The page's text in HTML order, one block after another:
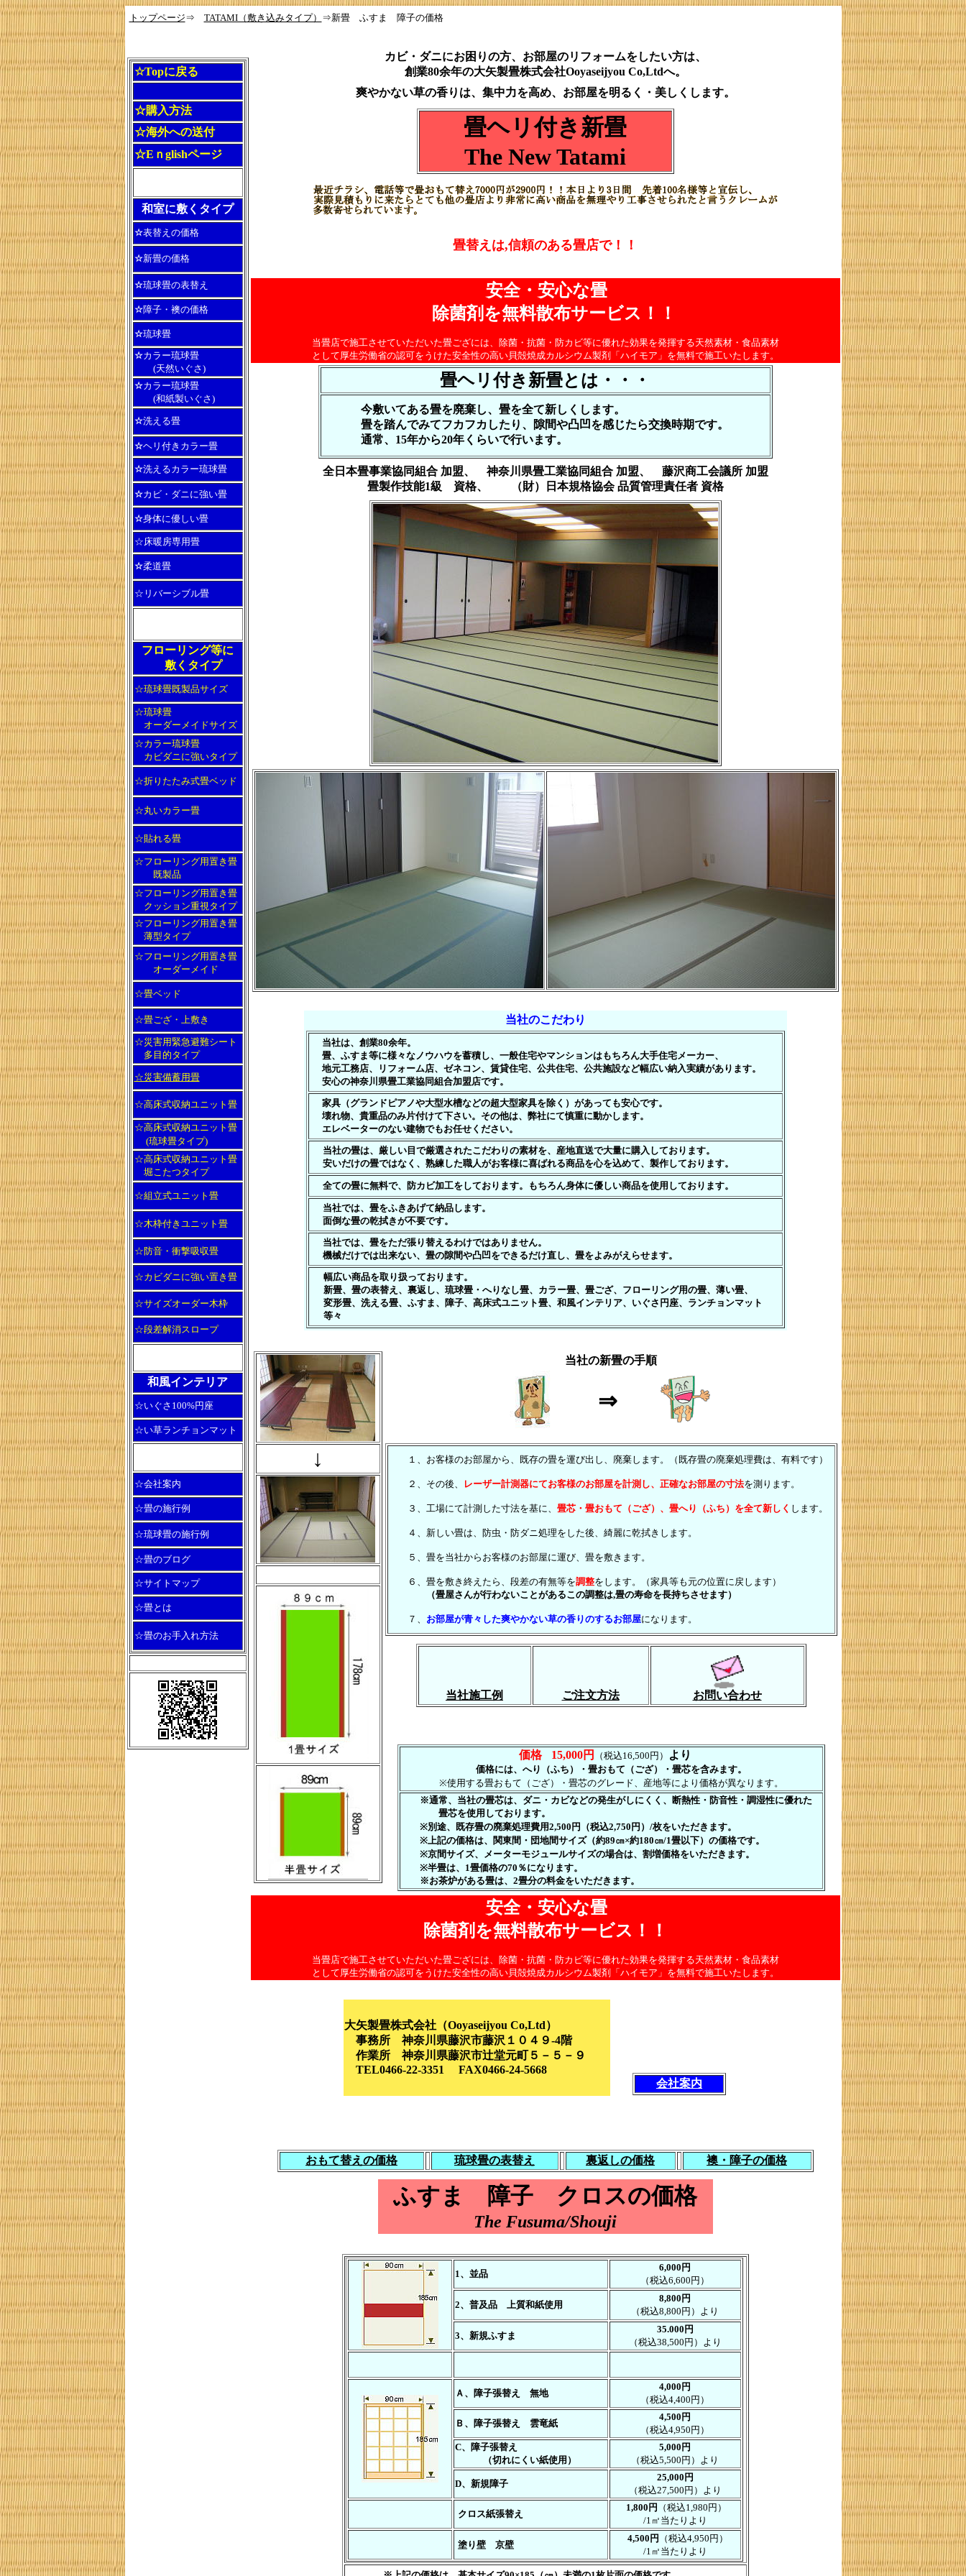
トップページ⇒ TATAMI（敷き込みタイプ） ⇒新畳 ふすま 障子の価格
☆Topに戻る
☆購入方法
☆海外への送付
☆Eｎglishページ
和室に敷くタイプ
☆表替えの価格
☆新畳の価格
☆琉球畳の表替え
☆障子・襖の価格
☆琉球畳
☆カラー琉球畳
(天然いぐさ)
☆カラー琉球畳
(和紙製いぐさ)
☆洗える畳
☆ヘリ付きカラー畳
☆洗えるカラー琉球畳
☆カビ・ダニに強い畳
☆身体に優しい畳
☆床暖房専用畳
☆柔道畳
☆リバーシブル畳
フローリング等に
敷くタイプ
☆琉球畳既製品サイズ
☆琉球畳
オーダーメイドサイズ
☆カラー琉球畳
カビダニに強いタイプ
☆折りたたみ式畳ベッド
☆丸いカラー畳
☆貼れる畳
☆フローリング用置き畳
既製品
☆フローリング用置き畳
クッション重視タイプ
☆フローリング用置き畳
薄型タイプ
☆フローリング用置き畳
オーダーメイド
☆畳ベッド
☆畳ござ・上敷き
☆災害用緊急避難シート
多目的タイプ
☆災害備蓄用畳
☆高床式収納ユニット畳
☆高床式収納ユニット畳
(琉球畳タイプ)
☆高床式収納ユニット畳
堀こたつタイプ
☆組立式ユニット畳
☆木枠付きユニット畳
☆防音・衝撃吸収畳
☆カビダニに強い置き畳
☆サイズオーダー木枠
☆段差解消スロープ
和風インテリア
☆いぐさ100%円座
☆い草ランチョンマット
☆会社案内
☆畳の施行例
☆琉球畳の施行例
☆畳のブログ
☆サイトマップ
☆畳とは
☆畳のお手入れ方法
カビ・ダニにお困りの方、お部屋のリフォームをしたい方は、
創業80余年の大矢製畳株式会社Ooyaseijyou Co,Ltdへ。
爽やかない草の香りは、集中力を高め、お部屋を明るく・美しくします。
畳ヘリ付き新畳
The New Tatami
畳替えは,信頼のある畳店で！！
安全・安心な畳
除菌剤を無料散布サービス！！
当畳店で施工させていただいた畳ござには、除菌・抗菌・防カビ等に優れた効果を発揮する天然素材・食品素材
として厚生労働省の認可をうけた安全性の高い貝殻焼成カルシウム製剤「ハイモア」を無料で施工いたします。
畳ヘリ付き新畳とは・・・
今敷いてある畳を廃棄し、畳を全て新しくします。
畳を踏んでみてフカフカしたり、隙間や凸凹を感じたら交換時期です。
通常、15年から20年くらいで行います。
全日本畳事業協同組合 加盟、 神奈川県畳工業協同組合 加盟、 藤沢商工会議所 加盟
畳製作技能1級 資格、 （財）日本規格協会 品質管理責任者 資格
当社のこだわり
当社は、創業80余年。
畳、ふすま等に様々なノウハウを蓄積し、一般住宅やマンションはもちろん大手住宅メーカー、
地元工務店、リフォーム店、ゼネコン、賃貸住宅、公共住宅、公共施設など幅広い納入実績があります。
安心の神奈川県畳工業協同組合加盟店です。
家具（グランドピアノや大型水槽などの超大型家具を除く）があっても安心です。
壊れ物、貴重品のみ片付けて下さい。その他は、弊社にて慎重に動かします。
エレベーターのない建物でもお任せください。
当社の畳は、厳しい目で厳選されたこだわりの素材を、産地直送で大量に購入しております。
安いだけの畳ではなく、熟練した職人がお客様に喜ばれる商品を心を込めて、製作しております。
全ての畳に無料で、防カビ加工をしております。もちろん身体に優しい商品を使用しております。
当社では、畳をふきあげて納品します。
面倒な畳の乾拭きが不要です。
当社では、畳をただ張り替えるわけではありません。
機械だけでは出来ない、畳の隙間や凸凹をできるだけ直し、畳をよみがえらせます。
幅広い商品を取り扱っております。
新畳、畳の表替え、裏返し、琉球畳・へりなし畳、カラー畳、畳ござ、フローリング用の畳、薄い畳、
変形畳、洗える畳、ふすま、障子、高床式ユニット畳、和風インテリア、いぐさ円座、ランチョンマット
等々
↓
当社の新畳の手順
⇒
１、お客様のお部屋から、既存の畳を運び出し、廃棄します。（既存畳の廃棄処理費は、有料です）
２、その後、 レーザー計測器にてお客様のお部屋を計測し、正確なお部屋の寸法を測ります。
３、工場にて計測した寸法を基に、 畳芯・畳おもて（ござ）、畳へり（ふち）を全て新しく します。
４、新しい畳は、防虫・防ダニ処理をした後、綺麗に乾拭きします。
５、畳を当社からお客様のお部屋に運び、畳を敷きます。
６、畳を敷き終えたら、段差の有無等を調整をします。（家具等も元の位置に戻します）
（畳屋さんが行わないことがあるこの調整は,畳の寿命を長持ちさせます）
７、 お部屋が青々した爽やかない草の香りのするお部屋になります。
当社施工例 ご注文方法 お問い合わせ
価格 15,000円 （税込16,500円） より
価格には、へり（ふち）・畳おもて（ござ）・畳芯を含みます。
※使用する畳おもて（ござ）・畳芯のグレード、産地等により価格が異なります。
※通常、当社の畳芯は、ダニ・カビなどの発生がしにくく、断熱性・防音性・調湿性に優れた
畳芯を使用しております。
※別途、既存畳の廃棄処理費用2,500円（税込2,750円）/枚をいただきます。
※上記の価格は、関東間・団地間サイズ（約89㎝×約180㎝/1畳以下）の価格です。
※京間サイズ、メーターモジュールサイズの場合は、割増価格をいただきます。
※半畳は、1畳価格の70％になります。
※お茶炉がある畳は、2畳分の料金をいただきます。
安全・安心な畳
除菌剤を無料散布サービス！！
当畳店で施工させていただいた畳ござには、除菌・抗菌・防カビ等に優れた効果を発揮する天然素材・食品素材
として厚生労働省の認可をうけた安全性の高い貝殻焼成カルシウム製剤「ハイモア」を無料で施工いたします。
大矢製畳株式会社（Ooyaseijyou Co,Ltd）
事務所 神奈川県藤沢市藤沢１０４９-4階
作業所 神奈川県藤沢市辻堂元町５－５－９
TEL0466-22-3351 FAX0466-24-5668
会社案内
おもて替えの価格 琉球畳の表替え 裏返しの価格 襖・障子の価格
ふすま 障子 クロスの価格
The Fusuma/Shouji
1、並品
6,000円
（税込6,600円）
2、普及品 上質和紙使用
8,800円
（税込8,800円）より
3、新規ふすま
35.000円
（税込38,500円）より
Ａ、障子張替え 無地
4,000円
（税込4,400円）
Ｂ、障子張替え 雲竜紙
4,500円
（税込4,950円）
C、障子張替え
（切れにくい紙使用）
5,000円
（税込5,500円）より
D、新規障子
25,000円
（税込27,500円）より
クロス紙張替え
1,800円 （税込1,980円）
/1㎡当たりより
塗り壁 京壁
4,500円 （税込4,950円）
/1㎡当たりより